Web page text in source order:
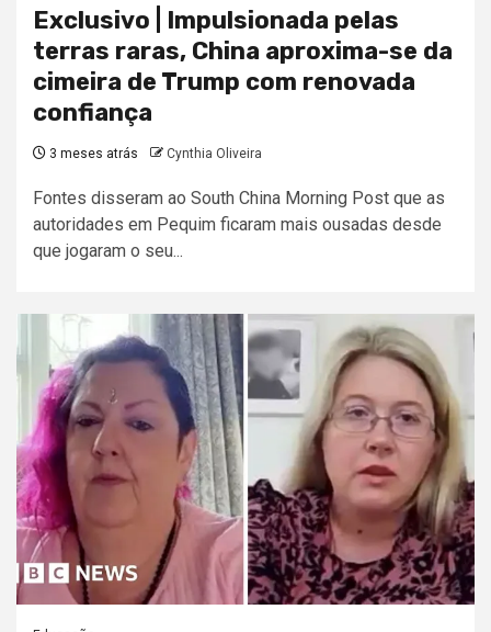
Exclusivo | Impulsionada pelas
terras raras, China aproxima-se da
cimeira de Trump com renovada
confiança
3 meses atrás Cynthia Oliveira
Fontes disseram ao South China Morning Post que as
autoridades em Pequim ficaram mais ousadas desde
que jogaram o seu...